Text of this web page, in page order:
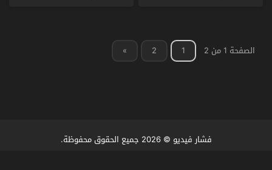
الصفحة 1 من 2 1
2
»
فشار فيديو © 2026 جميع الحقوق محفوظة.